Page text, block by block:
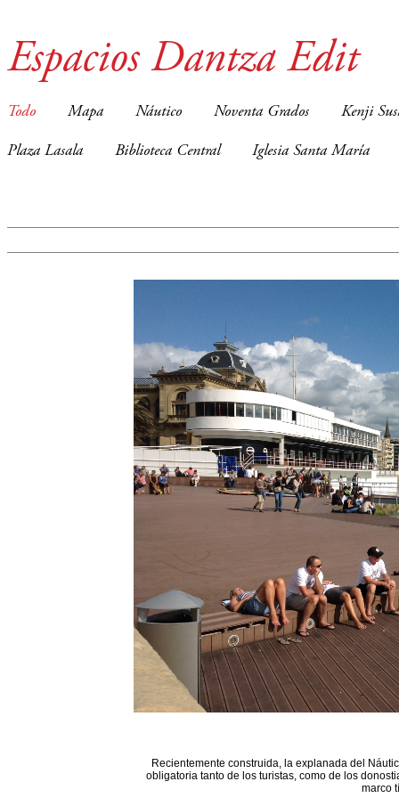
Espacios Dantza Edit
Todo Mapa Náutico Noventa Grados Kenji
Plaza Lasala Biblioteca Central Iglesia Santa María
Recientemente construida, la explanada del
obligatoria tanto de los turistas, como de los
marco